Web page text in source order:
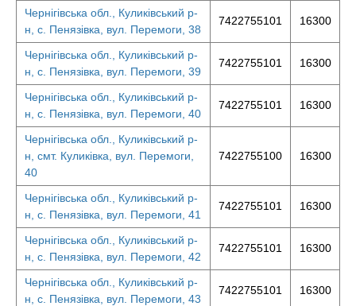
Чернігівська обл., Куликівський р-
н, с. Пенязівка, вул. Перемоги, 38
7422755101 16300
Чернігівська обл., Куликівський р-
н, с. Пенязівка, вул. Перемоги, 39
7422755101 16300
Чернігівська обл., Куликівський р-
н, с. Пенязівка, вул. Перемоги, 40
7422755101 16300
Чернігівська обл., Куликівський р-
н, смт. Куликівка, вул. Перемоги,
40
7422755100 16300
Чернігівська обл., Куликівський р-
н, с. Пенязівка, вул. Перемоги, 41
7422755101 16300
Чернігівська обл., Куликівський р-
н, с. Пенязівка, вул. Перемоги, 42
7422755101 16300
Чернігівська обл., Куликівський р-
н, с. Пенязівка, вул. Перемоги, 43
7422755101 16300